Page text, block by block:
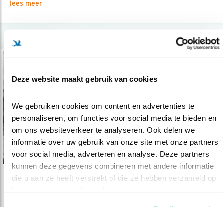
Deze website maakt gebruik van cookies
We gebruiken cookies om content en advertenties te
personaliseren, om functies voor social media te bieden en
om ons websiteverkeer te analyseren. Ook delen we
informatie over uw gebruik van onze site met onze partners
voor social media, adverteren en analyse. Deze partners
kunnen deze gegevens combineren met andere informatie
die u aan ze heeft verstrekt of die ze hebben verzameld op
lees meer
Tip